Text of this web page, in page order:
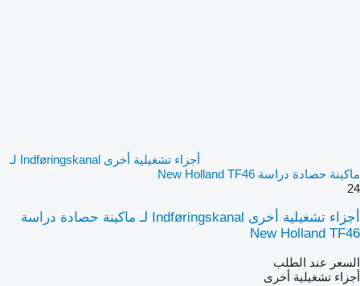
أجزاء تشغيلية أخرى Indføringskanal لـ
ماكينة حصادة دراسة New Holland TF46
24
أجزاء تشغيلية أخرى Indføringskanal لـ ماكينة حصادة دراسة
New Holland TF46
السعر عند الطلب
أجزاء تشغيلية أخرى